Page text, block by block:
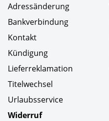
Adressänderung
Bankverbindung
Kontakt
Kündigung
Lieferreklamation
Titelwechsel
Urlaubsservice
Widerruf